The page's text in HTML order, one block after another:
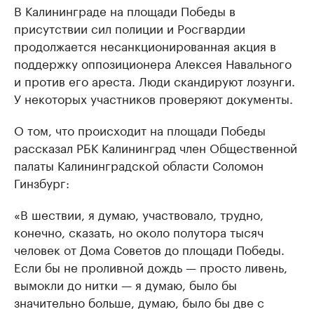
В Калининграде на площади Победы в
присутствии сил полиции и Росгвардии
продолжается несанкционированная акция в
поддержку оппозиционера Алексея Навального
и против его ареста. Люди скандируют лозунги.
У некоторых участников проверяют документы.
О том, что происходит на площади Победы
рассказал РБК Калининград член Общественной
палаты Калининградской области Соломон
Гинзбург:
«В шествии, я думаю, участвовало, трудно,
конечно, сказать, но около полутора тысяч
человек от Дома Советов до площади Победы.
Если бы не проливной дождь — просто ливень,
вымокли до нитки — я думаю, было бы
значительно больше, думаю, было бы две с